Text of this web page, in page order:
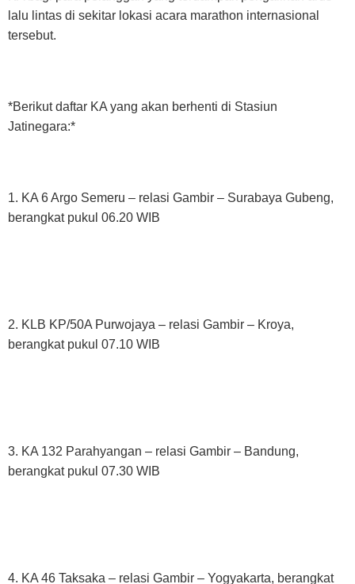
lalu lintas di sekitar lokasi acara marathon internasional
tersebut.
*Berikut daftar KA yang akan berhenti di Stasiun
Jatinegara:*
1. KA 6 Argo Semeru – relasi Gambir – Surabaya Gubeng,
berangkat pukul 06.20 WIB
2. KLB KP/50A Purwojaya – relasi Gambir – Kroya,
berangkat pukul 07.10 WIB
3. KA 132 Parahyangan – relasi Gambir – Bandung,
berangkat pukul 07.30 WIB
4. KA 46 Taksaka – relasi Gambir – Yogyakarta, berangkat